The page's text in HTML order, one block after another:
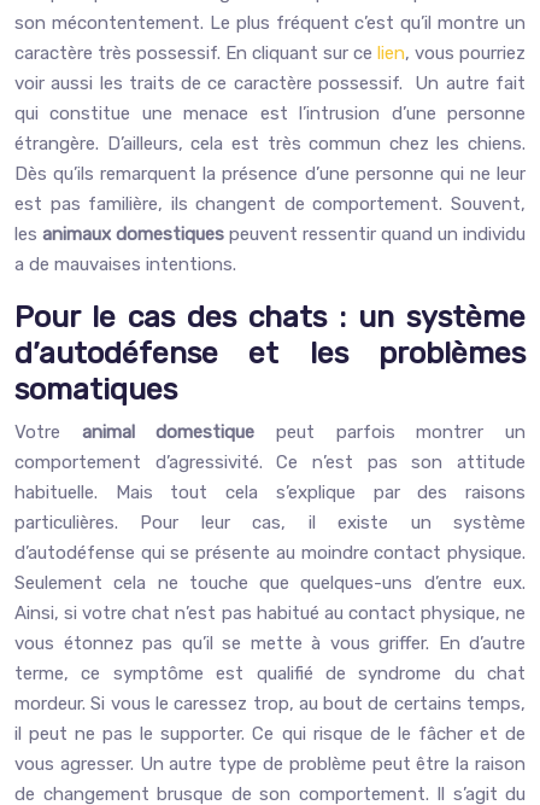
son mécontentement. Le plus fréquent c’est qu’il montre un
caractère très possessif. En cliquant sur ce lien, vous pourriez
voir aussi les traits de ce caractère possessif. Un autre fait
qui constitue une menace est l’intrusion d’une personne
étrangère. D’ailleurs, cela est très commun chez les chiens.
Dès qu’ils remarquent la présence d’une personne qui ne leur
est pas familière, ils changent de comportement. Souvent,
les animaux domestiques peuvent ressentir quand un individu
a de mauvaises intentions.
Pour le cas des chats : un système
d’autodéfense et les problèmes
somatiques
Votre animal domestique peut parfois montrer un
comportement d’agressivité. Ce n’est pas son attitude
habituelle. Mais tout cela s’explique par des raisons
particulières. Pour leur cas, il existe un système
d’autodéfense qui se présente au moindre contact physique.
Seulement cela ne touche que quelques-uns d’entre eux.
Ainsi, si votre chat n’est pas habitué au contact physique, ne
vous étonnez pas qu’il se mette à vous griffer. En d’autre
terme, ce symptôme est qualifié de syndrome du chat
mordeur. Si vous le caressez trop, au bout de certains temps,
il peut ne pas le supporter. Ce qui risque de le fâcher et de
vous agresser. Un autre type de problème peut être la raison
de changement brusque de son comportement. Il s’agit du